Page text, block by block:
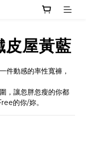
屋黃藍
件動感的率性寬褲，
，讓忽胖忽瘦的你都
的你/妳。